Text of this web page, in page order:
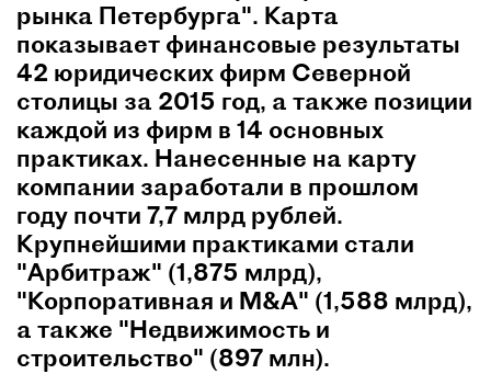
рынка Петербурга". Карта
показывает финансовые результаты
42 юридических фирм Северной
столицы за 2015 год, а также позиции
каждой из фирм в 14 основных
практиках. Нанесенные на карту
компании заработали в прошлом
году почти 7,7 млрд рублей.
Крупнейшими практиками стали
"Арбитраж" (1,875 млрд),
"Корпоративная и M&A" (1,588 млрд),
а также "Недвижимость и
строительство" (897 млн).